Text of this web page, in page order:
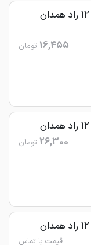
16,455 تومان
26,300 تومان
قیمت با تماس